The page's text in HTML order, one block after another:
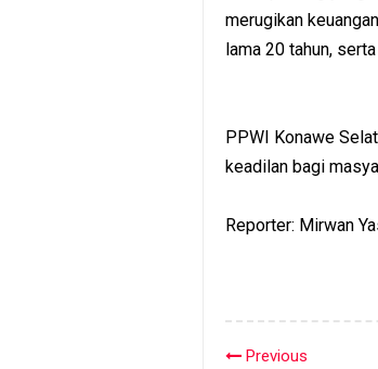
merugikan
lama 20 tahun,
PPWI Konawe
keadilan bagi
Reporter: Mirwan
Previous